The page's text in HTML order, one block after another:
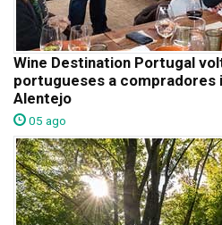
Wine Destination Portugal
portugueses a compradores
Alentejo
05 ago